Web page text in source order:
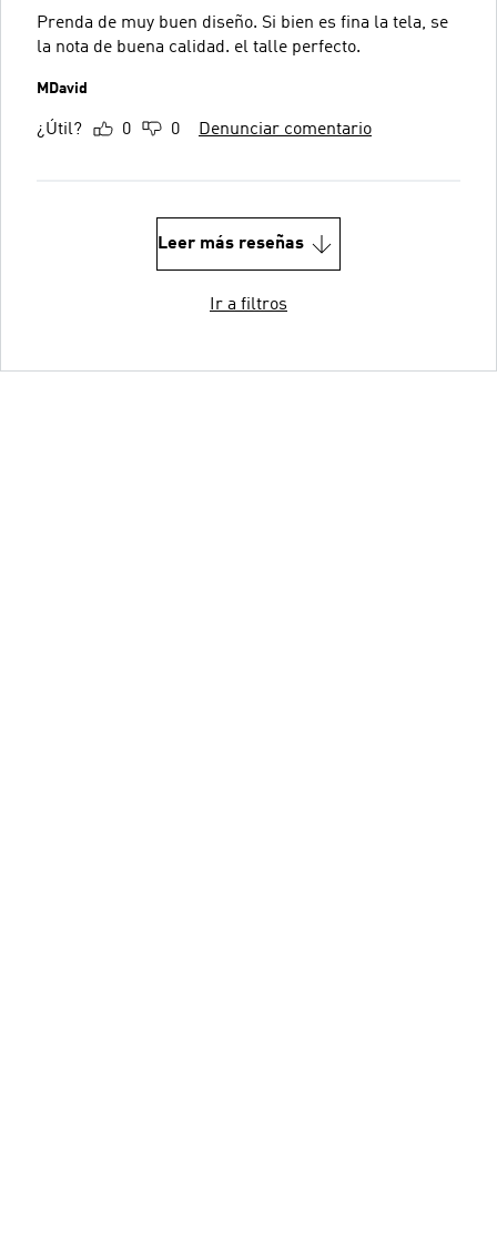
Prenda de muy buen diseño. Si bien es fina la tela, se
la nota de buena calidad. el talle perfecto.
MDavid
¿Útil? 0 0 Denunciar comentario
Leer más reseñas
Ir a filtros